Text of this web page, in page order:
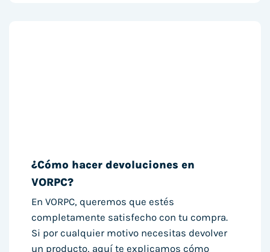
¿Cómo hacer devoluciones en
VORPC?
En VORPC, queremos que estés
completamente satisfecho con tu compra.
Si por cualquier motivo necesitas devolver
un producto, aquí te explicamos cómo